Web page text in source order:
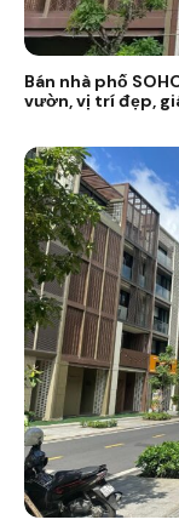
Bán nhà phố
vườn, vị trí đẹp,